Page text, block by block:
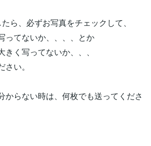
ら、必ずお写真をチェックして、
ってないか、、、、とか
く写ってないか、、、
い。
からない時は、何枚でも送ってくださ